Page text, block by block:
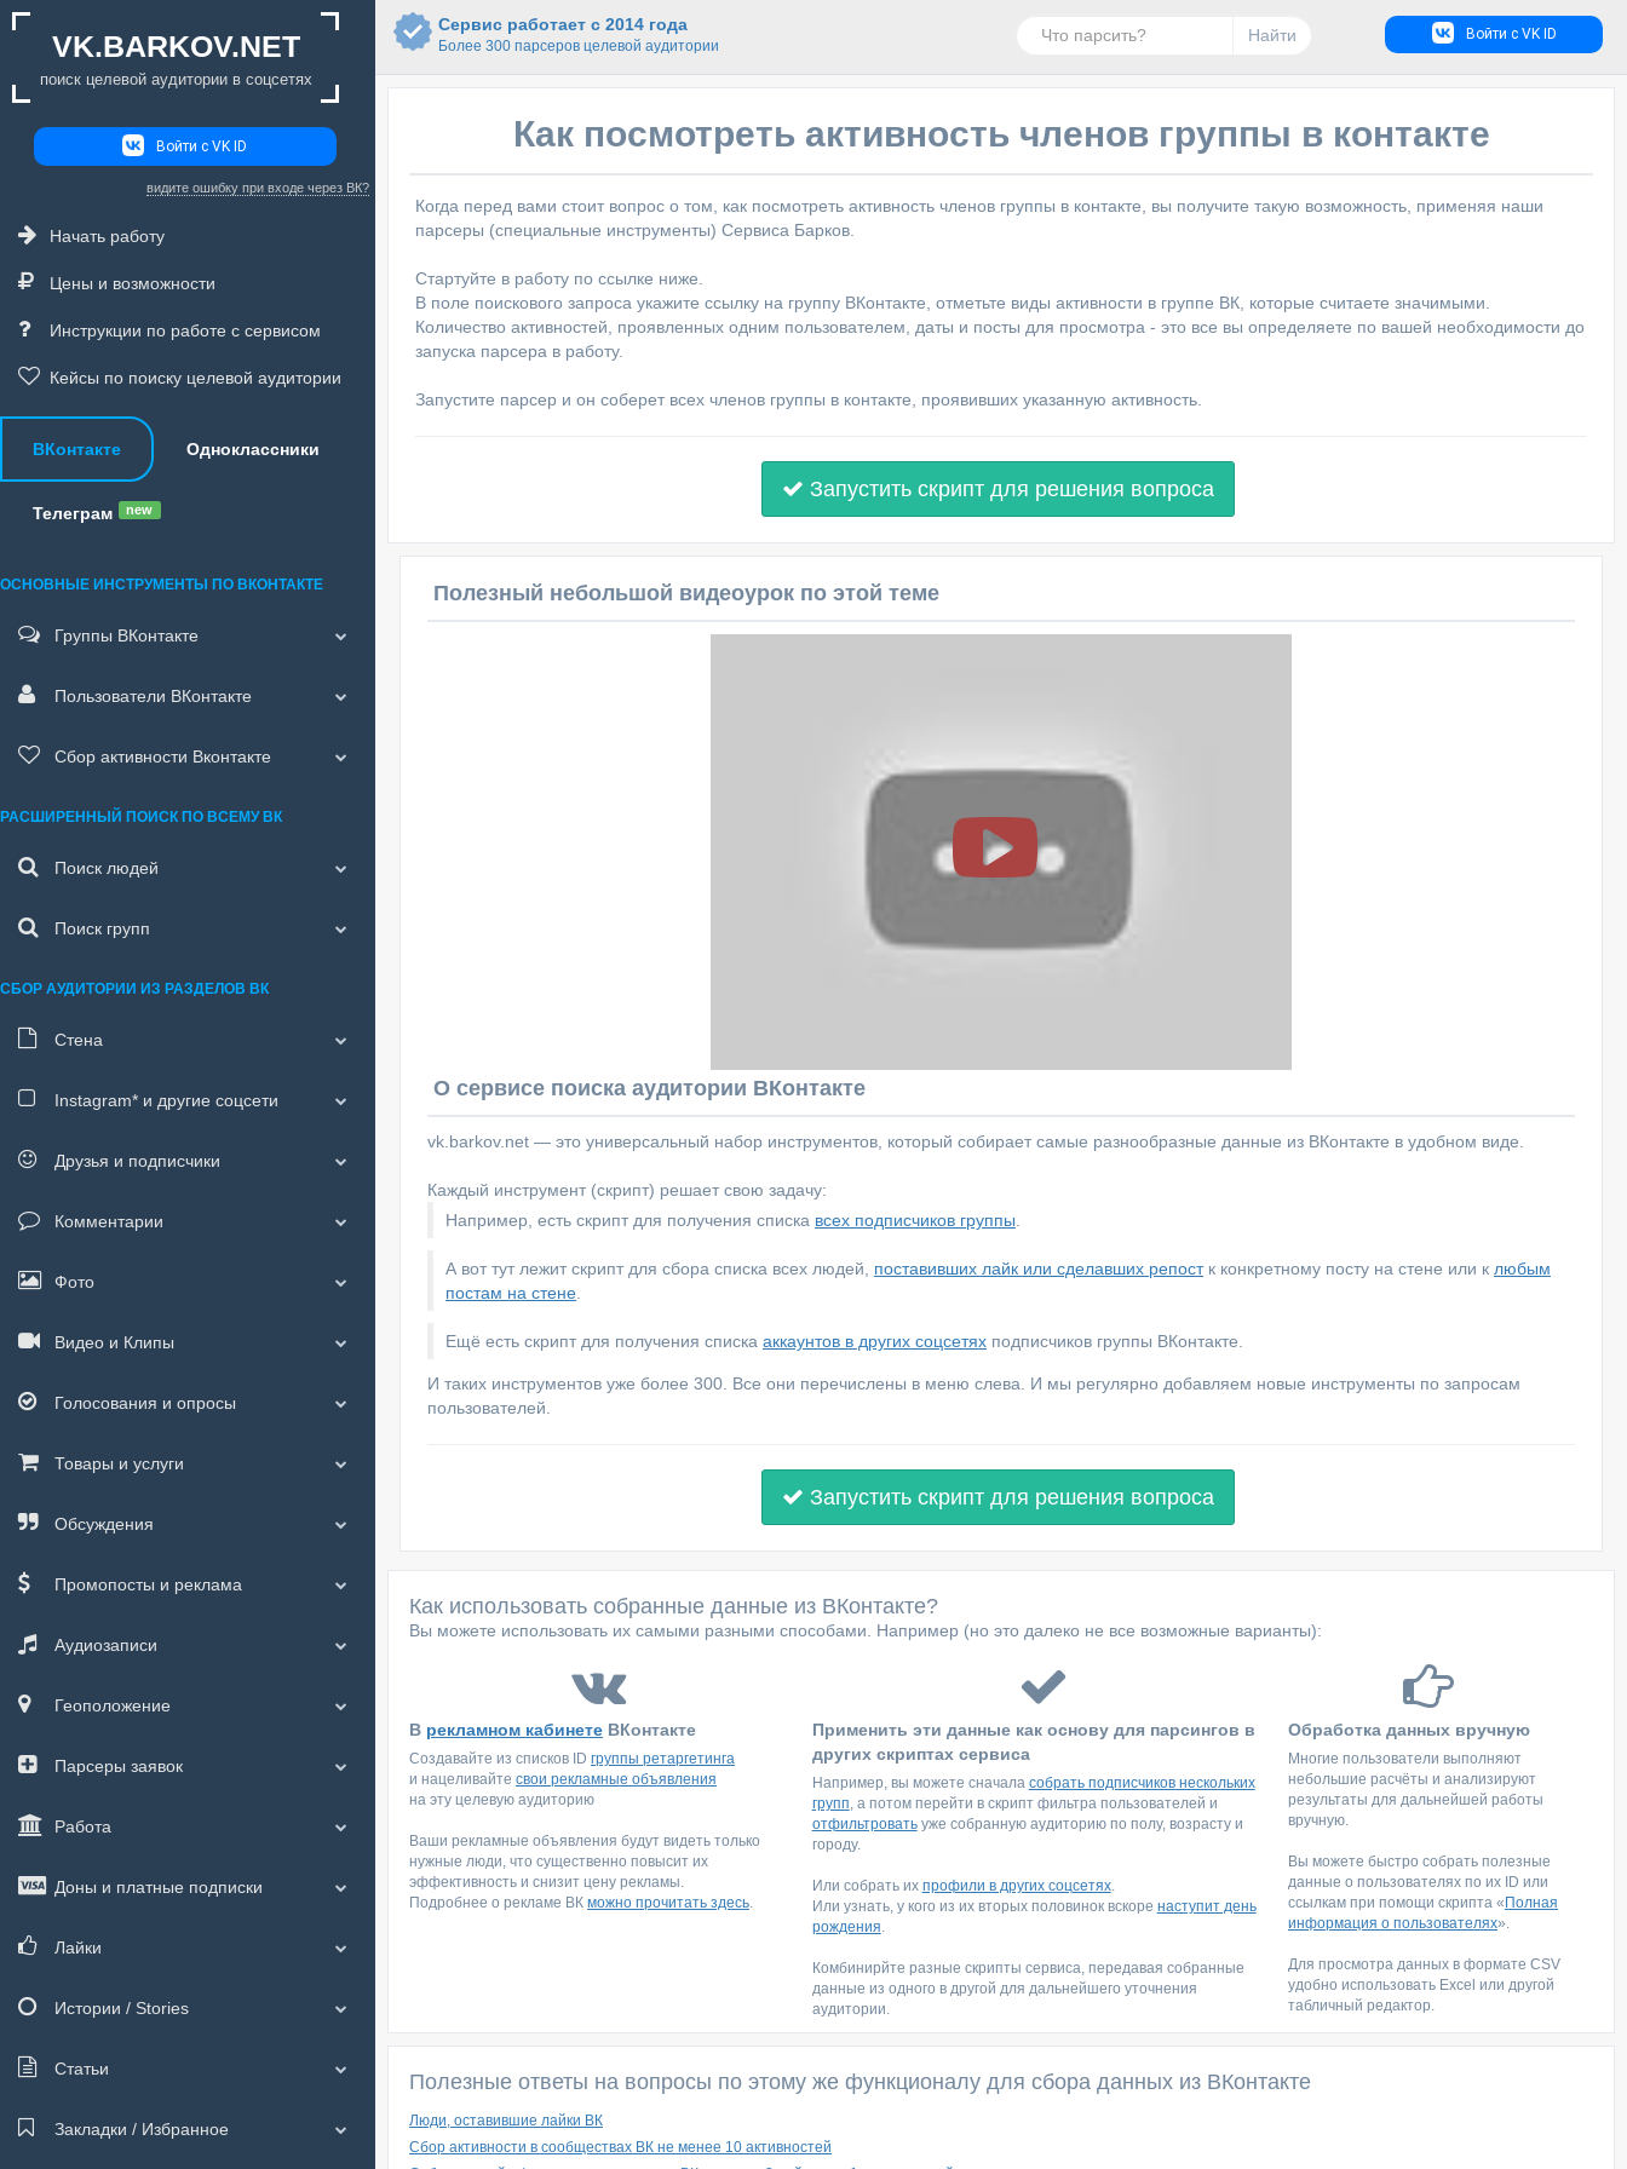
Сервис работает с 2014 года
Более 300 парсеров целевой аудитории
Войти с VK ID
Найти
Как посмотреть активность членов группы в контакте
Когда перед вами стоит вопрос о том, как посмотреть активность членов группы в контакте, вы получите такую возможность, применяя наши
парсеры (специальные инструменты) Сервиса Барков.
Стартуйте в работу по ссылке ниже.
В поле поискового запроса укажите ссылку на группу ВКонтакте, отметьте виды активности в группе ВК, которые считаете значимыми.
Количество активностей, проявленных одним пользователем, даты и посты для просмотра - это все вы определяете по вашей необходимости до
запуска парсера в работу.
Запустите парсер и он соберет всех членов группы в контакте, проявивших указанную активность.
Запустить скрипт для решения вопроса
Полезный небольшой видеоурок по этой теме
О сервисе поиска аудитории ВКонтакте
vk.barkov.net — это универсальный набор инструментов, который собирает самые разнообразные данные из ВКонтакте в удобном виде.
Каждый инструмент (скрипт) решает свою задачу:
Например, есть скрипт для получения списка всех подписчиков группы
А вот тут лежит скрипт для сбора списка всех людей, поставивших лайк или сделавших репостк конкретному посту на стене или к любым
постам на стене
Ещё есть скрипт для получения списка аккаунтов в других соцсетях подписчиков группы ВКонтакте.
И таких инструментов уже более 300. Все они перечислены в меню слева. И мы регулярно добавляем новые инструменты по запросам
пользователей.
Запустить скрипт для решения вопроса
Как использовать собранные данные из ВКонтакте?
Вы можете использовать их самыми разными способами. Например (но это далеко не все возможные варианты):
В рекламном кабинете ВКонтакте
Создавайте из списков ID группы ретаргетинга
и нацеливайте свои рекламные объявления
на эту целевую аудиторию
Ваши рекламные объявления будут видеть только
нужные люди, что существенно повысит их
эффективность и снизит цену рекламы.
Подробнее о рекламе ВК можно прочитать здесь.
Применить эти данные как основу для парсингов в
других скриптах сервиса
Например, вы можете сначала собрать подписчиков нескольких
групп, а потом перейти в скрипт фильтра пользователей и
отфильтроватьуже собранную аудиторию по полу, возрасту и
городу.
Или собрать их профили в других соцсетях.
Или узнать, у кого из их вторых половинок вскоре наступит день
рождения.
Комбинирйте разные скрипты сервиса, передавая собранные
данные из одного в другой для дальнейшего уточнения
аудитории.
Обработка данных вручную
Многие пользователи выполняют
небольшие расчёты и анализируют
результаты для дальнейшей работы
вручную.
Вы можете быстро собрать полезные
данные о пользователях по их ID или
ссылкам при помощи скрипта « Полная
информация о пользователях».
Для просмотра данных в формате CSV
удобно использовать Excel или другой
табличный редактор.
Полезные ответы на вопросы по этому же функционалу для сбора данных из ВКонтакте
Люди, оставившие лайки ВК
Сбор активности в сообществах ВК не менее 10 активностей
VK.BARKOV.NET
поиск целевой аудитории в соцсетях
Войти с VK ID
видите ошибку при входе через ВК?
Начать работу
Цены и возможности
Инструкции по работе с сервисом
Кейсы по поиску целевой аудитории
ВКонтакте Одноклассники
Телеграм new
ОСНОВНЫЕ ИНСТРУМЕНТЫ ПО ВКОНТАКТЕ
Группы ВКонтакте
Пользователи ВКонтакте
Сбор активности Вконтакте
РАСШИРЕННЫЙ ПОИСК ПО ВСЕМУ ВК
Поиск людей
Поиск групп
СБОР АУДИТОРИИ ИЗ РАЗДЕЛОВ ВК
Стена
Instagram* и другие соцсети
Друзья и подписчики
Комментарии
Фото
Видео и Клипы
Голосования и опросы
Товары и услуги
Обсуждения
Промопосты и реклама
Аудиозаписи
Геоположение
Парсеры заявок
Работа
Доны и платные подписки
Лайки
Истории / Stories
Статьи
Закладки / Избранное